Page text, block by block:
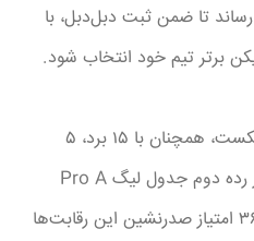
تا ضمن ثبت دبل‌دبل، با
گلادیاتورز تریر با وجود این شکست، همچنان با ۱۵ برد، ۵
باخت و ۳۰ امتیاز، همچنان در رده دوم جدول لیگ Pro A
آلمان باقی ماند. تیم «ینا» با ۳۶ امتیاز صدرنشین این رقابت‌ها